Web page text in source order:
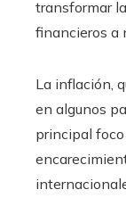
transformar
financieros a
La inflación,
en algunos
principal